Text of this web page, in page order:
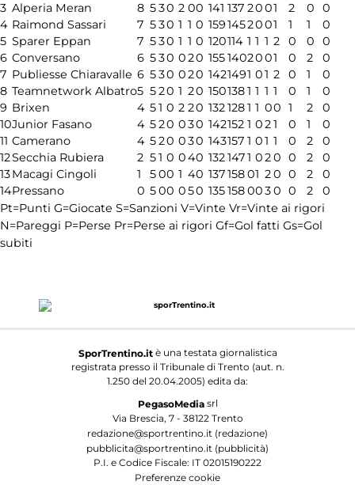
3 Alperia Meran 8 530 2 00 141 137 2001 2 0
0
4 Raimond Sassari 7 530 1 1 0 1591452001 1 1
0
5 Sparer Eppan 7 530 1 1 0 120114 1 1 1 2 0 0
0
6 Conversano 6 530 020 1551402001 0 2
0
7 Publiesse Chiaravalle 6 530 020 1421491 01 2 0 1
0
8 Teamnetwork Albatro5 520 1 20 1501381 1 1 1 0 1
0
9 Brixen 4 51 0 2 20 1321281 1 00 1 2
0
10Junior Fasano 4 520 030 142152 1 021 0 1
0
11 Camerano 4 520 030 143157 1 01 1 0 2
0
12Secchia Rubiera 2 51 0 040 1321471 020 0 2
0
13Macagi Cingoli 1 500 1 40 13715801 20 0 2
0
14Pressano 0 500 050 1351580030 0 2
0
Pt=Punti G=Giocate S=Sanzioni V=Vinte Vr=Vinte ai rigori
N=Pareggi P=Perse Pr=Perse ai rigori Gf=Gol fatti Gs=Gol
subiti
SporTrentino.itè una testata giornalistica
registrata presso il Tribunale di Trento (aut. n.
1.250 del 20.04.2005) edita da:
PegasoMediasrl
Via Brescia, 7 - 38122 Trento
redazione@sportrentino.it (redazione)
pubblicita@sportrentino.it (pubblicità)
P.I. e Codice Fiscale: IT 02015190222
Preferenze cookie